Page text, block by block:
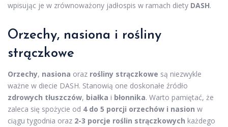
wpisując je w zrównoważony jadłospis w ramach diety DASH.
Orzechy, nasiona i rośliny
strączkowe
Orzechy, nasiona oraz rośliny strączkowe są niezwykle
ważne w diecie DASH. Stanowią one doskonałe źródło
zdrowych tłuszczów, białka i błonnika. Warto pamiętać, że
zaleca się spożycie od 4 do 5 porcji orzechów i nasion w
ciągu tygodnia oraz 2-3 porcje roślin strączkowych każdego